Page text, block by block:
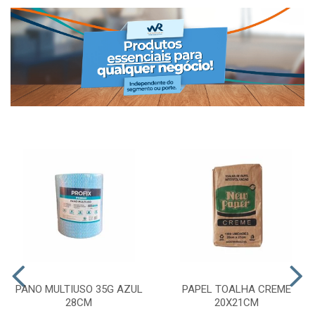
PANO MULTIUSO 35G AZUL
28CM
PAPEL TOALHA CREME
20X21CM